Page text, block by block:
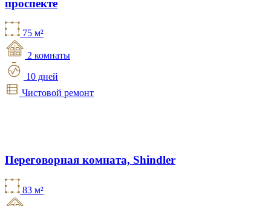
проспекте
75 м²
2 комнаты
10 дней
Чистовой ремонт
Переговорная комната, Shindler
83 м²